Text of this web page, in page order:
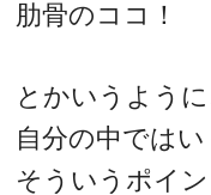
肋骨のココ！
とかいうように
自分の中では
そういうポイ